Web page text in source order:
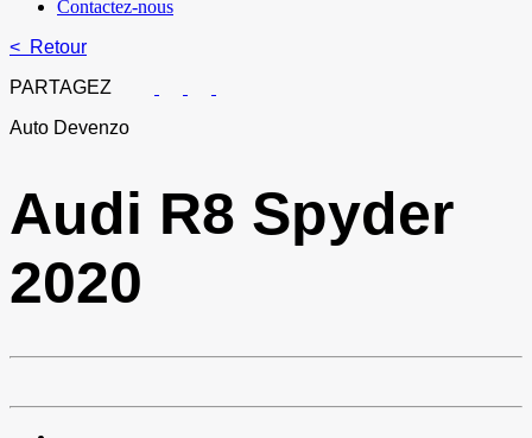
Contactez-nous
< Retour
PARTAGEZ
Auto Devenzo
Audi R8 Spyder
2020